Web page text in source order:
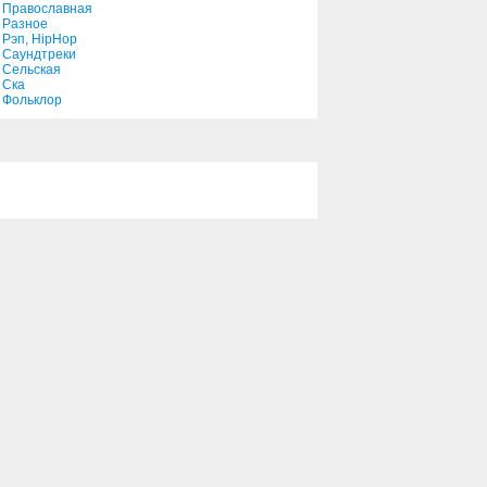
Православная
Разное
Рэп, HipHop
Саундтреки
Сельская
Ска
Фольклор